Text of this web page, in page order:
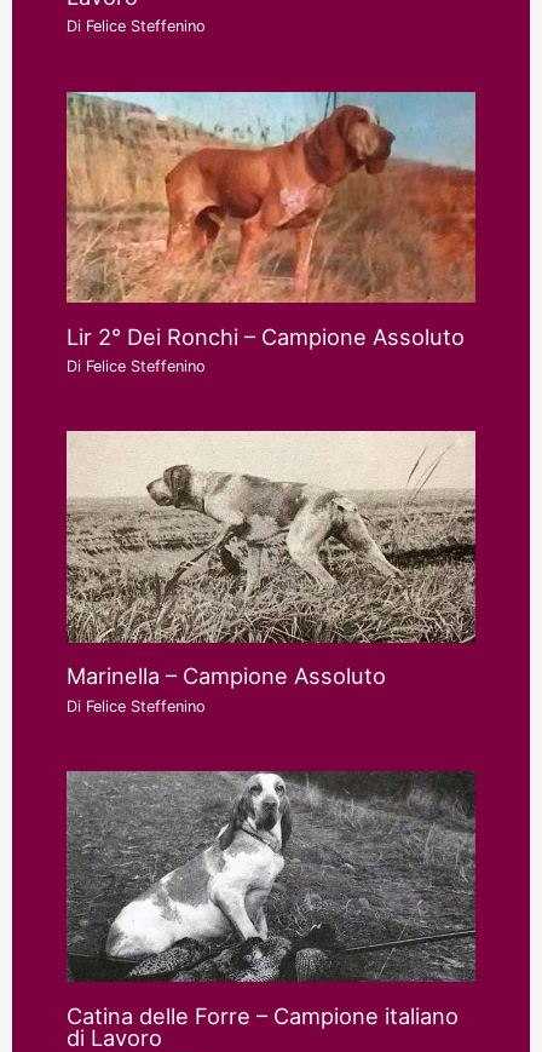
Di Felice Steffenino
Lir 2° Dei Ronchi – Campione Assoluto
Di Felice Steffenino
Marinella – Campione Assoluto
Di Felice Steffenino
Catina delle Forre – Campione italiano
di Lavoro